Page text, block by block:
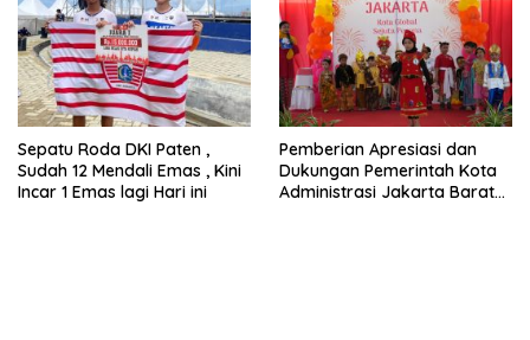
Sepatu Roda DKI Paten ,
Sudah 12 Mendali Emas , Kini
Incar 1 Emas lagi Hari ini
Pemberian Apresiasi dan
Dukungan Pemerintah Kota
Administrasi Jakarta Barat